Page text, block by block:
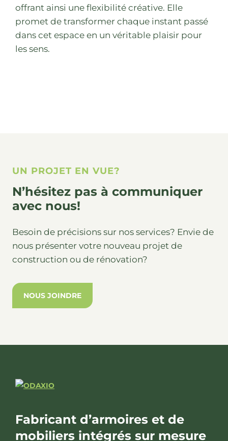
offrant ainsi une flexibilité créative. Elle
promet de transformer chaque instant passé
dans cet espace en un véritable plaisir pour
les sens.
UN PROJET EN VUE?
N’hésitez pas à communiquer
avec nous!
Besoin de précisions sur nos services? Envie de
nous présenter votre nouveau projet de
construction ou de rénovation?
NOUS JOINDRE
Fabricant d’armoires et de
mobiliers intégrés sur mesure